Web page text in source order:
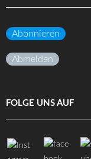
Abonnieren
Abmelden
FOLGE UNS AUF